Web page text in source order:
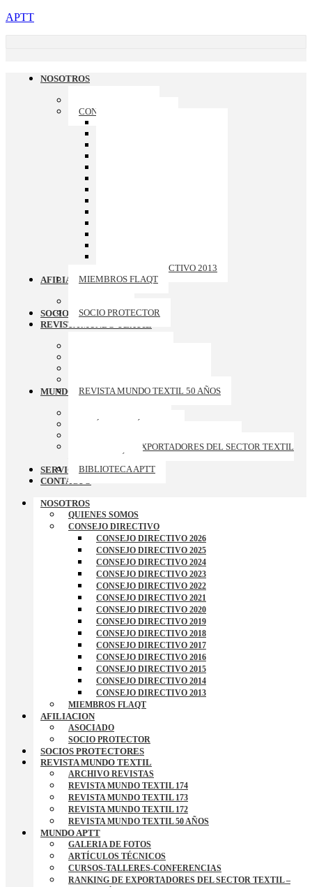
APTT
NOSOTROS
CONSEJO DIRECTIVO
CONSEJO DIRECTIVO 2013
MIEMBROS FLAQT
AFILIACION
SOCIO PROTECTOR
SOCIOS PROTECTORES
REVISTA MUNDO TEXTIL
REVISTA MUNDO TEXTIL 50 AÑOS
MUNDO APTT
RANKING DE EXPORTADORES DEL SECTOR TEXTIL
BIBLIOTECA APTT
SERVICIOS
CONTACTO
NOSOTROS
QUIENES SOMOS
CONSEJO DIRECTIVO
CONSEJO DIRECTIVO 2026
CONSEJO DIRECTIVO 2025
CONSEJO DIRECTIVO 2024
CONSEJO DIRECTIVO 2023
CONSEJO DIRECTIVO 2022
CONSEJO DIRECTIVO 2021
CONSEJO DIRECTIVO 2020
CONSEJO DIRECTIVO 2019
CONSEJO DIRECTIVO 2018
CONSEJO DIRECTIVO 2017
CONSEJO DIRECTIVO 2016
CONSEJO DIRECTIVO 2015
CONSEJO DIRECTIVO 2014
CONSEJO DIRECTIVO 2013
MIEMBROS FLAQT
AFILIACION
ASOCIADO
SOCIO PROTECTOR
SOCIOS PROTECTORES
REVISTA MUNDO TEXTIL
ARCHIVO REVISTAS
REVISTA MUNDO TEXTIL 174
REVISTA MUNDO TEXTIL 173
REVISTA MUNDO TEXTIL 172
REVISTA MUNDO TEXTIL 50 AÑOS
MUNDO APTT
GALERIA DE FOTOS
ARTÍCULOS TÉCNICOS
CURSOS-TALLERES-CONFERENCIAS
RANKING DE EXPORTADORES DEL SECTOR TEXTIL –